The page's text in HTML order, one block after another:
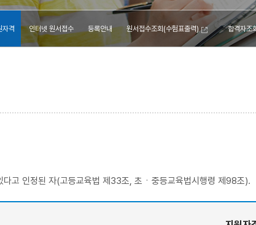
찾
자격 인터넷 원서접수 등록안내 원서접수조회(수험표출력) 합격자조
고 인정된 자(고등교육법 제33조, 초ㆍ중등교육법시행령 제98조).